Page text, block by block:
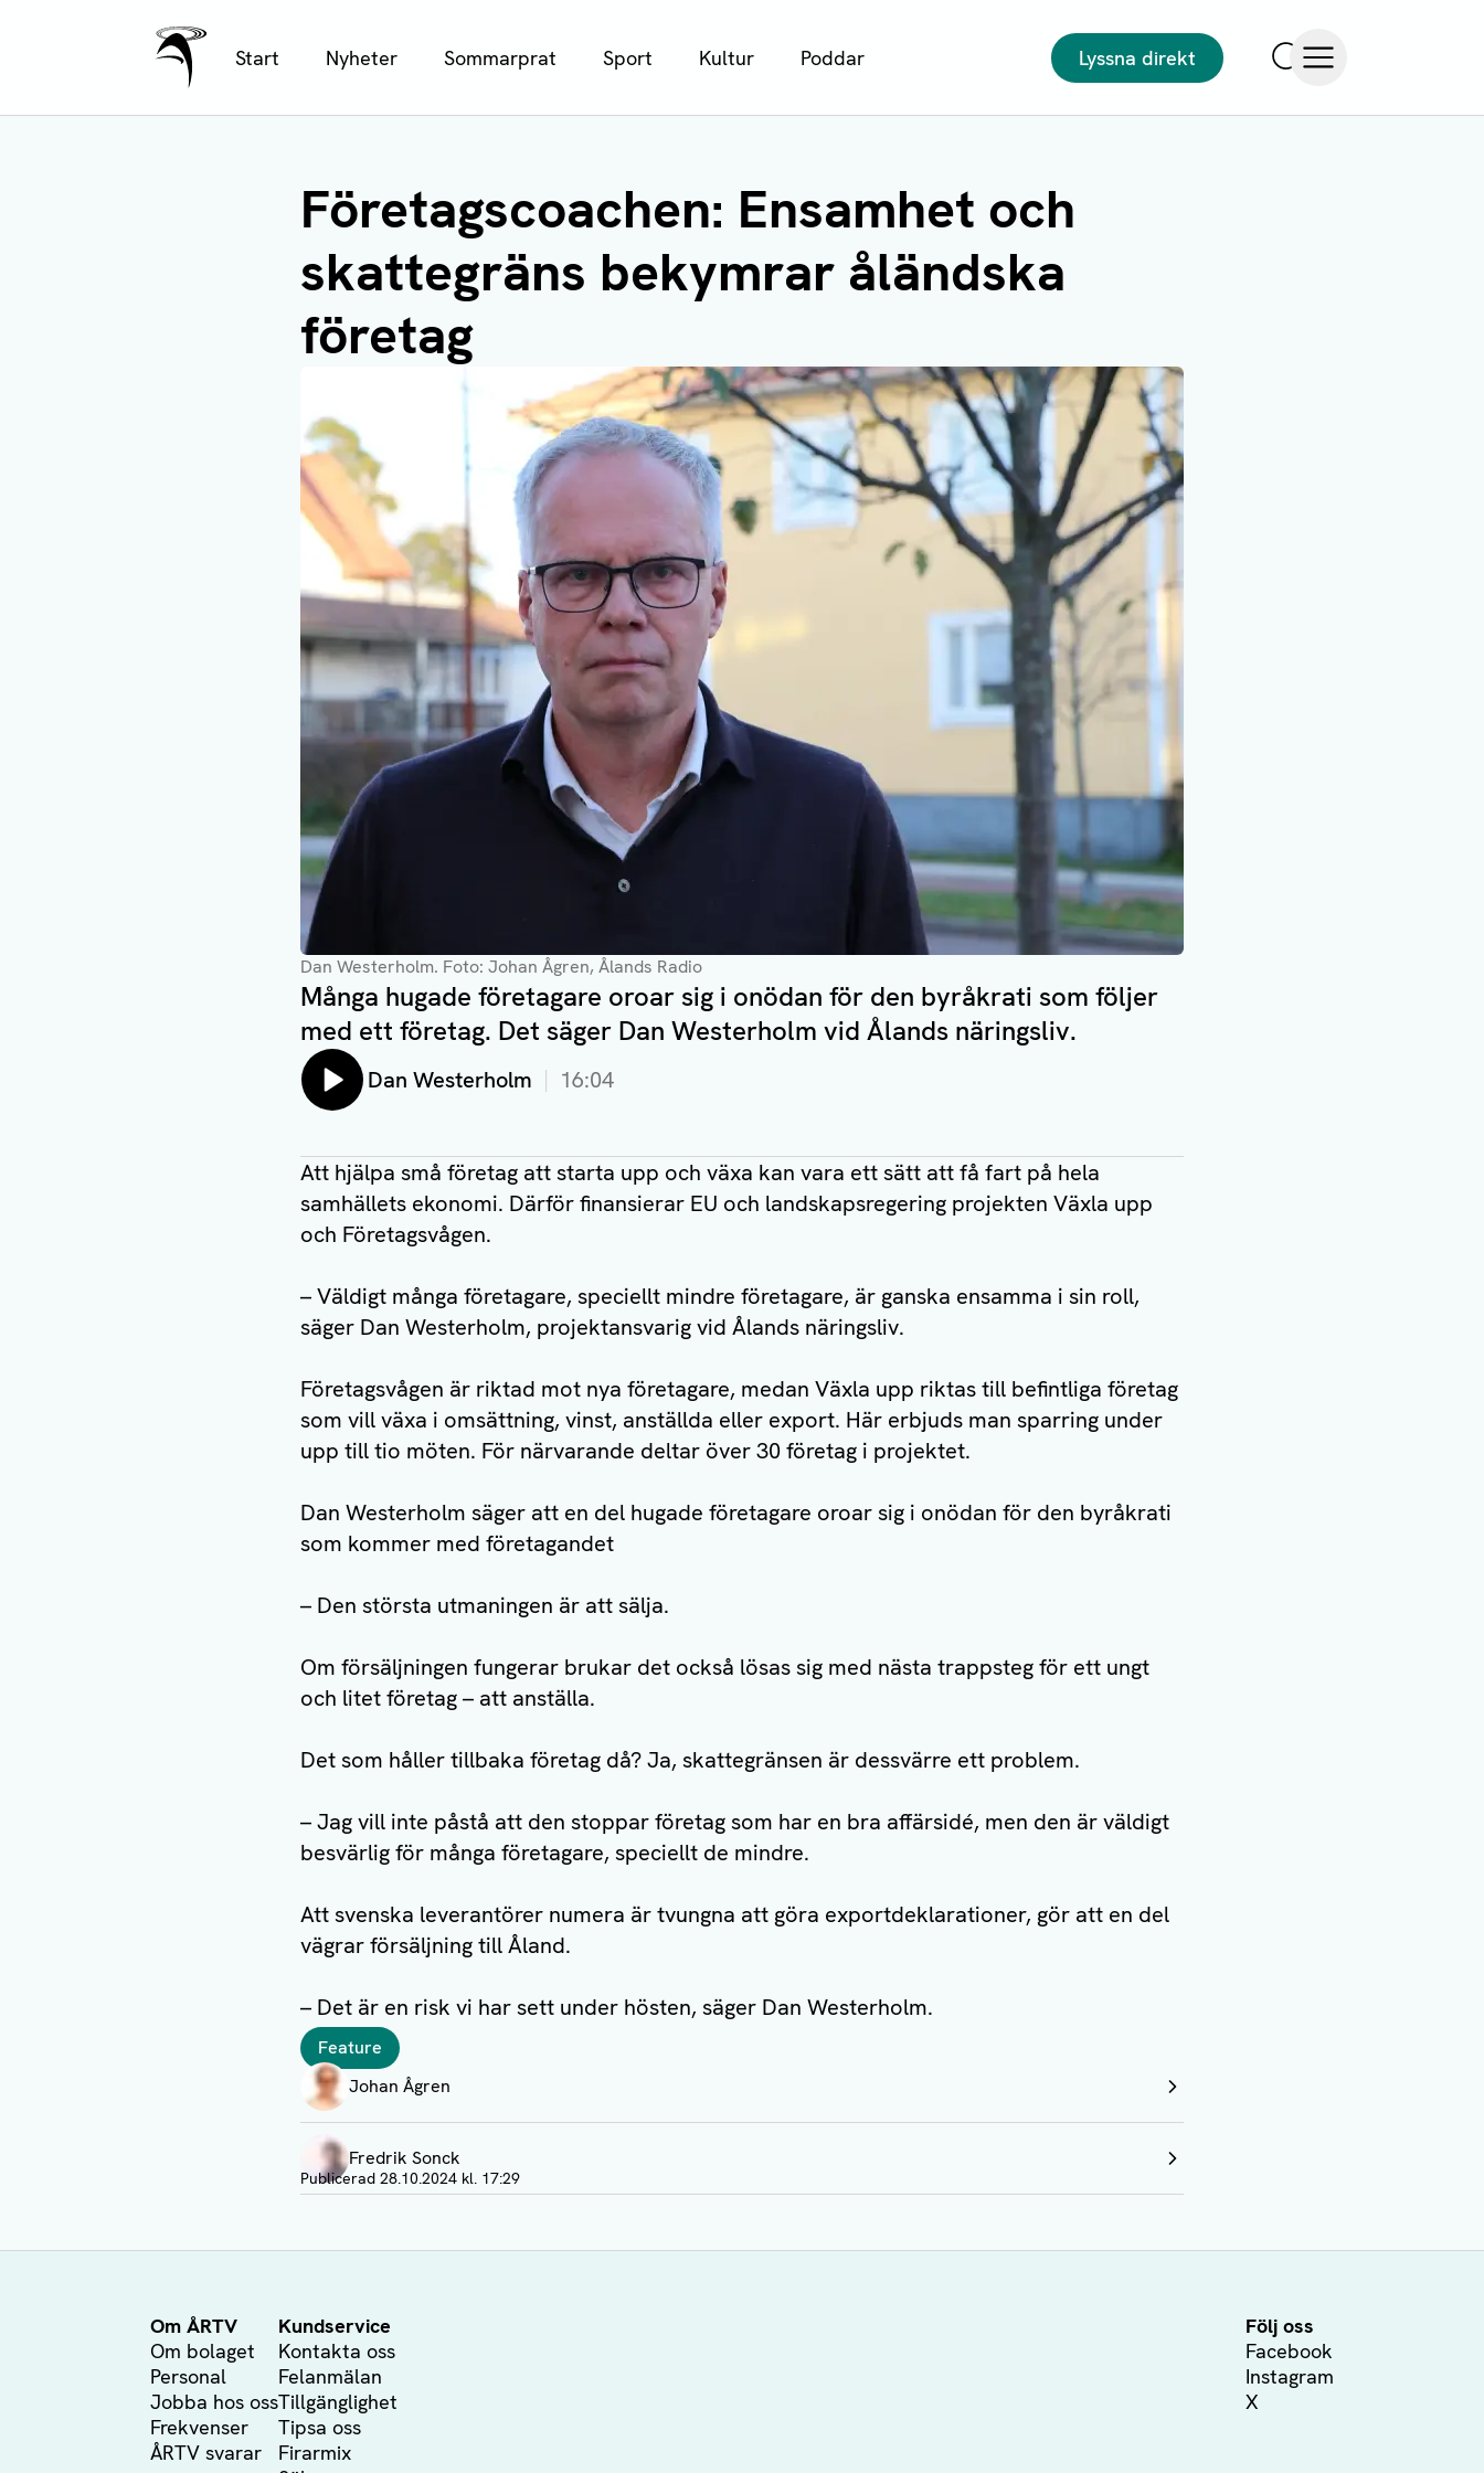
Ålands Radio & TV
Start Nyheter Sommarprat Sport Kultur Poddar
Lyssna direkt
Företagscoachen: Ensamhet och
skattegräns bekymrar åländska
företag
Dan Westerholm. Foto: Johan Ågren, Ålands Radio
Många hugade företagare oroar sig i onödan för den byråkrati som följer
med ett företag. Det säger Dan Westerholm vid Ålands näringsliv.
Lyssna på:
Dan Westerholm 16:04
Att hjälpa små företag att starta upp och växa kan vara ett sätt att få fart på hela
samhällets ekonomi. Därför finansierar EU och landskapsregering projekten Växla upp
och Företagsvågen.
– Väldigt många företagare, speciellt mindre företagare, är ganska ensamma i sin roll,
säger Dan Westerholm, projektansvarig vid Ålands näringsliv.
Företagsvågen är riktad mot nya företagare, medan Växla upp riktas till befintliga företag
som vill växa i omsättning, vinst, anställda eller export. Här erbjuds man sparring under
upp till tio möten. För närvarande deltar över 30 företag i projektet.
Dan Westerholm säger att en del hugade företagare oroar sig i onödan för den byråkrati
som kommer med företagandet
– Den största utmaningen är att sälja.
Om försäljningen fungerar brukar det också lösas sig med nästa trappsteg för ett ungt
och litet företag – att anställa.
Det som håller tillbaka företag då? Ja, skattegränsen är dessvärre ett problem.
– Jag vill inte påstå att den stoppar företag som har en bra affärsidé, men den är väldigt
besvärlig för många företagare, speciellt de mindre.
Att svenska leverantörer numera är tvungna att göra exportdeklarationer, gör att en del
vägrar försäljning till Åland.
– Det är en risk vi har sett under hösten, säger Dan Westerholm.
Taggar
Feature
Författare
Johan Ågren
Visa profil
Fredrik Sonck
Visa profil
Publicerad 28.10.2024 kl. 17:29
Om ÅRTV
Om bolaget
Personal
Jobba hos oss
Frekvenser
ÅRTV svarar
Kundservice
Kontakta oss
Felanmälan
Tillgänglighet
Tipsa oss
Firarmix
Följ oss
Facebook
Instagram
X